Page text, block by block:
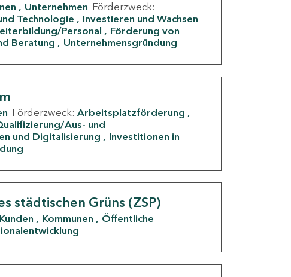
Unternehmen Förderzweck:
Technologie
Investieren und Wachsen
Personal
Förderung von
Beratung Unternehmensgründung
Förderzweck: Arbeitsplatzförderung
Aus- und
und Digitalisierung
Investitionen in
städtischen Grüns (ZSP)
Kommunen
Öffentliche